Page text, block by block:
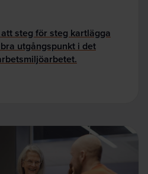
steg för steg kartlägga
utgångspunkt i det